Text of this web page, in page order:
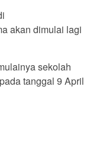
akan dimulai lagi
sekolah
tanggal 9 April